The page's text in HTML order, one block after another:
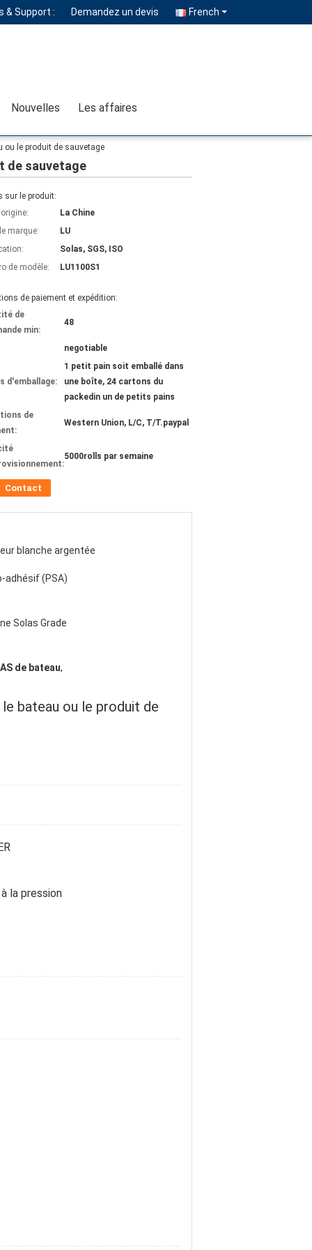
& Support : Demandez un devis French
Nouvelles Les affaires
ou le produit de sauvetage
de sauvetage
sur le produit:
La Chine
marque:
LU
Solas, SGS, ISO
de modèle:
LU1100S1
de paiement et expédition:
de
min:
48
negotiable
d'emballage:
1 petit pain soit emballé dans
une boîte, 24 cartons du
packedin un de petits pains
de
Western Union, L/C, T/T.paypal
5000rolls par semaine
Contact
blanche argentée
adhésif (PSA)
Solas Grade
de bateau,
bateau ou le produit de
la pression